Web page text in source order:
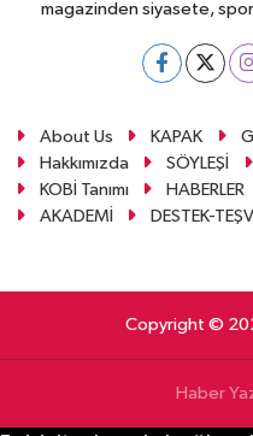
magazinden siyasete,
About Us KAPAK
Hakkımızda
SÖYLEŞİ
KOBİ Tanımı
HABERLER
AKADEMİ
DESTEK-
Copyright ©
Haber